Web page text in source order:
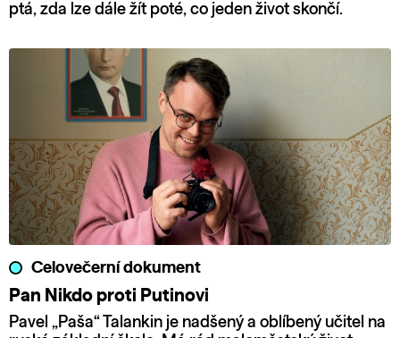
ptá, zda lze dále žít poté, co jeden život skončí.
Celovečerní dokument
Pan Nikdo proti Putinovi
Pavel „Paša“ Talankin je nadšený a oblíbený učitel na